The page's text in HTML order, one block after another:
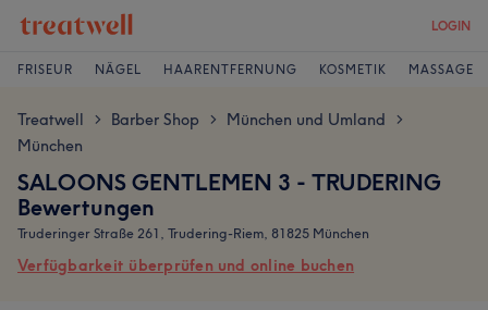
LOGIN
FRISEUR NÄGEL HAARENTFERNUNG KOSMETIK MASSAGE
Treatwell > Barber Shop > München und Umland >
München
SALOONS GENTLEMEN 3 - TRUDERING
Bewertungen
Truderinger Straße 261, Trudering-Riem, 81825 München
Verfügbarkeit überprüfen und online buchen